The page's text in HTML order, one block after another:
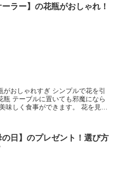
ーラー】の花瓶がおしゃれ！
ぎ シンプルで花を引
なら
の日】のプレゼント！選び方